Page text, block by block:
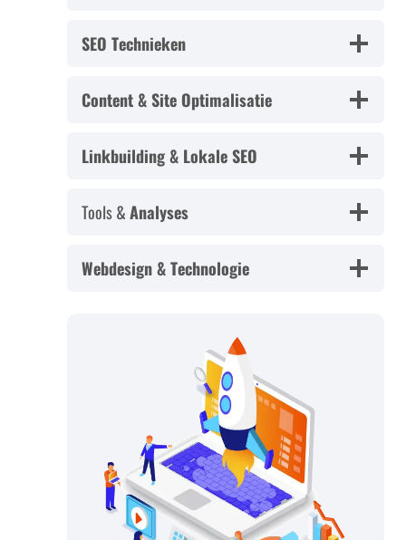
SEO Technieken
Content & Site Optimalisatie
Linkbuilding & Lokale SEO
Tools &Analyses
Webdesign & Technologie